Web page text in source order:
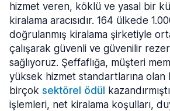
hizmet veren, köklü ve yasal bir
kiralama aracısıdır. 164 ülkede
doğrulanmış kiralama şirketiyle
çalışarak güvenli ve güvenilir
sağlıyoruz. Şeffaflığa, müşteri
yüksek hizmet standartlarına olan
birçok sektörel ödül
işlemleri, net kiralama koşulları,